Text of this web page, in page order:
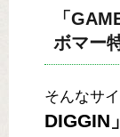
「
ボマー
そんなサ
DIGGIN」